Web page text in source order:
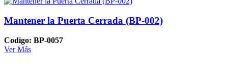
Mantener la Puerta Cerrada (BP-002)
Codigo: BP-0057
Ver Más